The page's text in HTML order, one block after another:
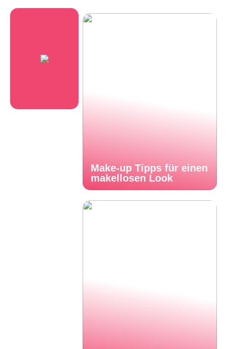
Make-up Tipps für einen
makellosen Look